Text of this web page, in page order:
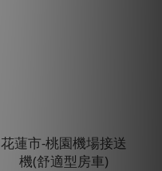
花蓮市-桃園機場接送
機(舒適型房車)